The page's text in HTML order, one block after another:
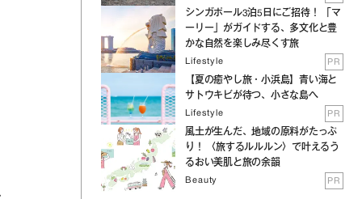
シンガポール3泊5日にご招待！ 「マ
ーリー」がガイドする、多文化と豊
かな自然を楽しみ尽くす旅
Lifestyle PR
【夏の癒やし旅・小浜島】青い海と
サトウキビが待つ、小さな島へ
Lifestyle PR
風土が生んだ、地域の原料がたっぷ
り！ 〈旅するルルルン〉で叶えるう
るおい美肌と旅の余韻
Beauty PR